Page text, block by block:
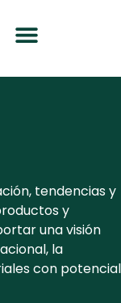
tendencias y
y
una visión
la
con potencial